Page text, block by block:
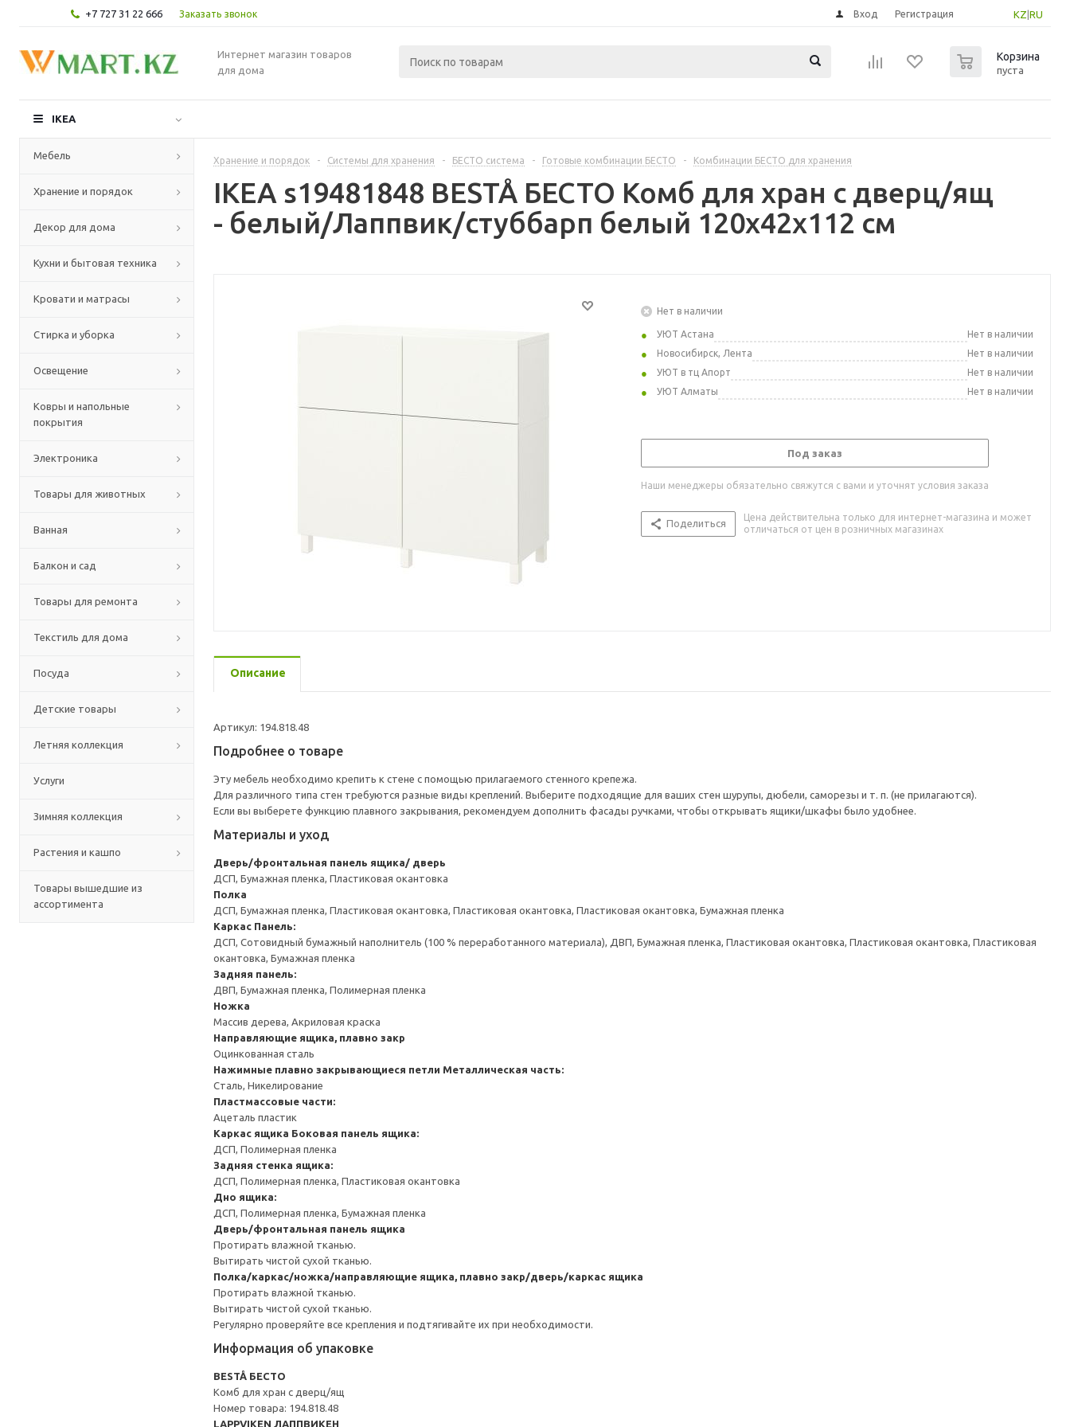
+7 727 31 22 666 Заказать звонок KZ RU
Вход Регистрация
Интернет магазин товаров
для дома
Корзина
пуста
IKEA
Мебель
Хранение и порядок
Декор для дома
Кухни и бытовая техника
Кровати и матрасы
Стирка и уборка
Освещение
Ковры и напольные
покрытия
Электроника
Товары для животных
Ванная
Балкон и сад
Товары для ремонта
Текстиль для дома
Посуда
Детские товары
Летняя коллекция
Услуги
Зимняя коллекция
Растения и кашпо
Товары вышедшие из
ассортимента
Хранение и порядок - Системы для хранения - БЕСТО система - Готовые комбинации БЕСТО - Комбинации БЕСТО для хранения
IKEA s19481848 BESTÅ БЕСТО Комб для хран с дверц/ящ
- белый/Лаппвик/стуббарп белый 120x42x112 см
Нет в наличии
УЮТ Астана
Нет в наличии
Новосибирск, Лента
Нет в наличии
УЮТ в тц Апорт
Нет в наличии
УЮТ Алматы
Нет в наличии
Под заказ
Наши менеджеры обязательно свяжутся с вами и уточнят условия заказа
Поделиться
Цена действительна только для интернет-магазина и может
отличаться от цен в розничных магазинах
Описание
Артикул: 194.818.48
Подробнее о товаре
Эту мебель необходимо крепить к стене с помощью прилагаемого стенного крепежа.
Для различного типа стен требуются разные виды креплений. Выберите подходящие для ваших стен шурупы, дюбели, саморезы и т. п. (не прилагаются).
Если вы выберете функцию плавного закрывания, рекомендуем дополнить фасады ручками, чтобы открывать ящики/шкафы было удобнее.
Материалы и уход
Дверь/фронтальная панель ящика/ дверь
ДСП, Бумажная пленка, Пластиковая окантовка
Полка
ДСП, Бумажная пленка, Пластиковая окантовка, Пластиковая окантовка, Пластиковая окантовка, Бумажная пленка
Каркас Панель:
ДСП, Сотовидный бумажный наполнитель (100 % переработанного материала), ДВП, Бумажная пленка, Пластиковая окантовка, Пластиковая окантовка, Пластиковая
окантовка, Бумажная пленка
Задняя панель:
ДВП, Бумажная пленка, Полимерная пленка
Ножка
Массив дерева, Акриловая краска
Направляющие ящика, плавно закр
Оцинкованная сталь
Нажимные плавно закрывающиеся петли Металлическая часть:
Сталь, Никелирование
Пластмассовые части:
Ацеталь пластик
Каркас ящика Боковая панель ящика:
ДСП, Полимерная пленка
Задняя стенка ящика:
ДСП, Полимерная пленка, Пластиковая окантовка
Дно ящика:
ДСП, Полимерная пленка, Бумажная пленка
Дверь/фронтальная панель ящика
Протирать влажной тканью.
Вытирать чистой сухой тканью.
Полка/каркас/ножка/направляющие ящика, плавно закр/дверь/каркас ящика
Протирать влажной тканью.
Вытирать чистой сухой тканью.
Регулярно проверяйте все крепления и подтягивайте их при необходимости.
Информация об упаковке
BESTÅ БЕСТО
Комб для хран с дверц/ящ
Номер товара: 194.818.48
LAPPVIKEN ЛАППВИКЕН